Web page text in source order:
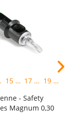
15 M 17 M
19 M
- Safety
Magnum 0,30